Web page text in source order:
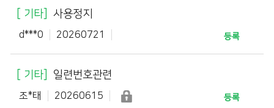
기타 사용정지
d***0 등록
20260721
기타 일련번호관련
조*태 등록
20260615